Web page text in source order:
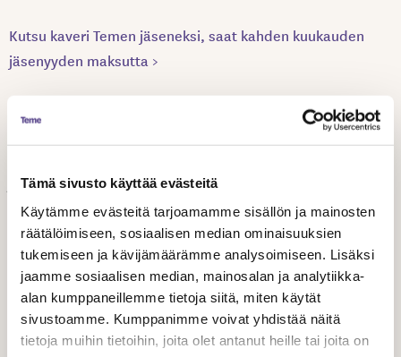
Tämä sivusto käyttää evästeitä
Käytämme evästeitä tarjoamamme sisällön ja mainosten
räätälöimiseen, sosiaalisen median ominaisuuksien
tukemiseen ja kävijämäärämme analysoimiseen. Lisäksi
jaamme sosiaalisen median, mainosalan ja analytiikka-
alan kumppaneillemme tietoja siitä, miten käytät
sivustoamme. Kumppanimme voivat yhdistää näitä
tietoja muihin tietoihin, joita olet antanut heille tai joita on
Kutsu kaveri Temen jäseneksi, saat kahden kuukauden
jäsenyyden maksutta >
Temen valtuusto käyttää yhdistyslain mukaista ylintä
päätösvaltaa Temessä. Valtuuston tehtäviä ovat muun
ja hallituksen valinta.
Valtuuston toimikausi on kolme vuotta ja se kokoontuu
vuosittain 1-2 kertaa. Nyt kokoontunut valtuusto aloitti
tomintansa keväällä 2024, ja seuraava valitaan
marraskuussa 2026. Temen äänioikeutetut henkilöjäsenet
valitsevat keskuudestaan valtuuston jäsenet. Valtuusto